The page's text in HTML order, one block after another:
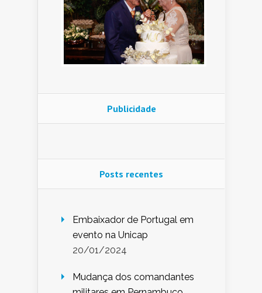
Publicidade
Posts recentes
Embaixador de Portugal em
evento na Unicap
20/01/2024
Mudança dos comandantes